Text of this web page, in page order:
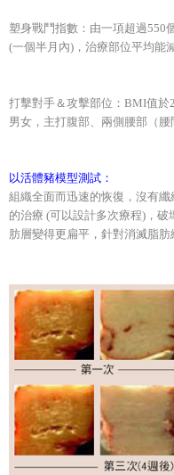
塑身戰鬥指數：由一項超過550
(一個半月內)，治療部位平均能
打擊對手＆攻擊部位：BMI值於
男女，主打腹部、兩側腰部（腰
以活體豬模型測試：
組織全面而迅速的恢復，沒有
的治療 (可以設計多次療程)，
肪層變得更扁平，針對消滅脂肪